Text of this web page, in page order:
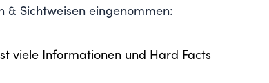
& Sichtweisen eingenommen:
viele Informationen und Hard Facts